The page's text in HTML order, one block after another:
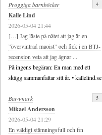
Proggiga barnböcker
Kalle Lind
2026-05-04 21:44
[…] Jag läste på nätet att jag är en
”övervintrad maoist” och fick i en BTJ-
recension veta att jag ägnar ...
På ingens begäran: En man med ett
skägg sammanfattar sitt år. • kallelind.se
4
Barnmark
Mikael Andersson
2026-05-04 21:29
En väldigt stämningsfull och fin
5